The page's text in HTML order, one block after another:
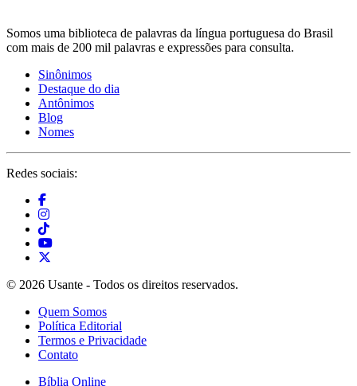
Somos uma biblioteca de palavras da língua portuguesa do Brasil
com mais de 200 mil palavras e expressões para consulta.
Sinônimos
Destaque do dia
Antônimos
Blog
Nomes
Redes sociais:
© 2026 Usante - Todos os direitos reservados.
Quem Somos
Política Editorial
Termos e Privacidade
Contato
Bíblia Online